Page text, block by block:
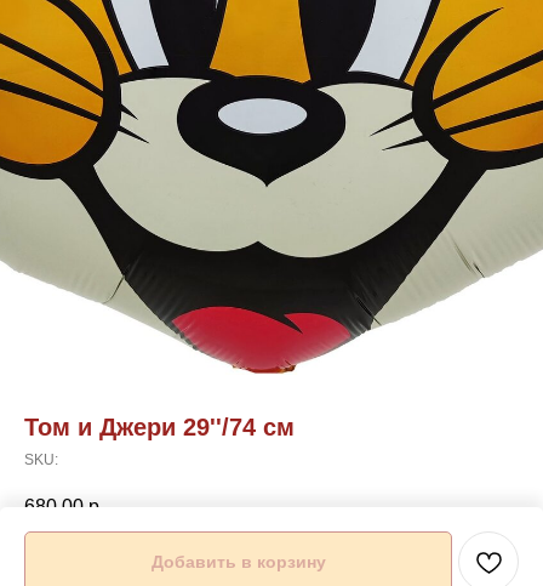
Том и Джери 29''/74 см
SKU:
680,00 р.
Добавить в корзину